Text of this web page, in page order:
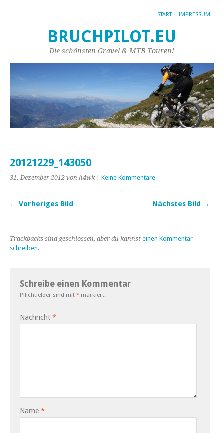
START IMPRESSUM
BRUCHPILOT.EU
Die schönsten Gravel & MTB Touren!
20121229_143050
31. Dezember 2012 von h4wk| Keine Kommentare
← Vorheriges Bild Nächstes Bild →
Trackbacks sind geschlossen, aber du kannst einen Kommentar
schreiben.
Schreibe einen Kommentar
Pflichtfelder sind mit * markiert.
Nachricht *
Name *